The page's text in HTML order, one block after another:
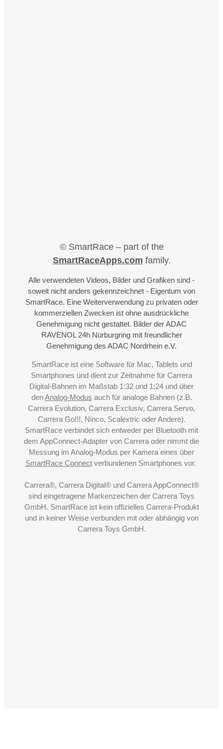
© SmartRace – part of the
SmartRaceApps.com family.
Alle verwendeten Videos, Bilder und Grafiken sind -
soweit nicht anders gekennzeichnet - Eigentum von
SmartRace. Eine Weiterverwendung zu privaten oder
kommerziellen Zwecken ist ohne ausdrückliche
Genehmigung nicht gestattet. Bilder der ADAC
RAVENOL 24h Nürburgring mit freundlicher
Genehmigung des ADAC Nordrhein e.V.
SmartRace ist eine Software für Mac, Tablets und
Smartphones und dient zur Zeitnahme für Carrera
Digital-Bahnen im Maßstab 1:32 und 1:24 und über
denAnalog-Modus auch für analoge Bahnen (z.B.
Carrera Evolution, Carrera Exclusiv, Carrera Servo,
Carrera Go!!!, Ninco, Scalextric oder Andere).
SmartRace verbindet sich entweder per Bluetooth mit
dem AppConnect-Adapter von Carrera oder nimmt die
Messung im Analog-Modus per Kamera eines über
SmartRace Connectverbundenen Smartphones vor.
Carrera®, Carrera Digital® und Carrera AppConnect®
sind eingetragene Markenzeichen der Carrera Toys
GmbH. SmartRace ist kein offizielles Carrera-Produkt
und in keiner Weise verbunden mit oder abhängig von
Carrera Toys GmbH.